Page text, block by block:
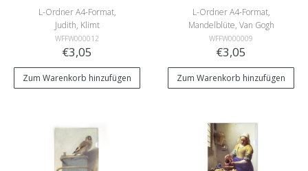
L-Ordner A4-Format,
Judith, Klimt
WFFW000012
€3,05
Zum Warenkorb hinzufügen
L-Ordner A4-Format,
Mandelblüte, Van Gogh
WFFW000009
€3,05
Zum Warenkorb hinzufügen